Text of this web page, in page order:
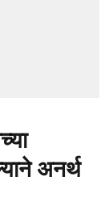
अनर्थ